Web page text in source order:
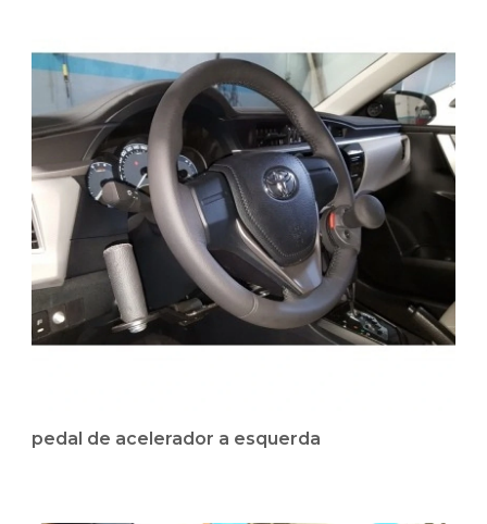
pedal de acelerador a esquerda